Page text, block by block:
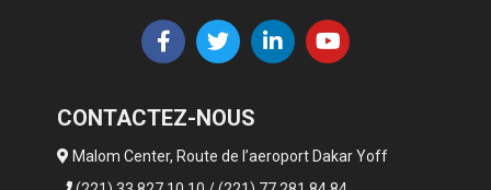
CONTACTEZ-NOUS
Malom Center, Route de l’aeroport Dakar Yoff